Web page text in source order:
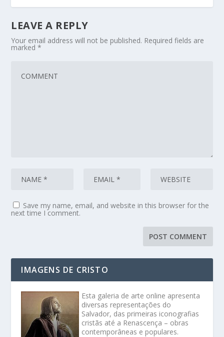
LEAVE A REPLY
Your email address will not be published. Required fields are
marked*
Save my name, email, and website in this browser for the
next time I comment.
IMAGENS DE CRISTO
Esta galeria de arte online apresenta
diversas representações do
Salvador, das primeiras iconografias
cristãs até a Renascença – obras
contemporâneas e populares.